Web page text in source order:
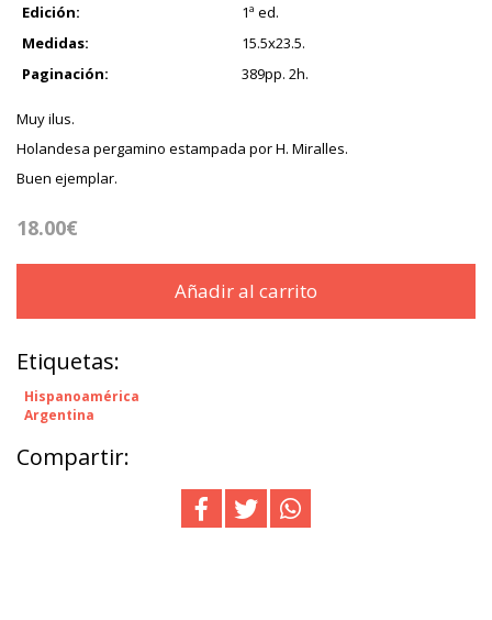
Edición:
1ª ed.
Medidas:
15.5x23.5.
Paginación:
389pp. 2h.
Muy ilus.
Holandesa pergamino estampada por H. Miralles.
Buen ejemplar.
18.00€
Añadir al carrito
Etiquetas:
Hispanoamérica
Argentina
Compartir: